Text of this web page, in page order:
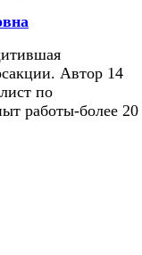
Автор 14
по
работы-более 20